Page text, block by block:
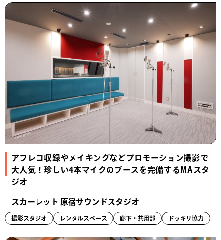
アフレコ収録やメイキングなどプロモーション撮影で
大人気！珍しい4本マイクのブースを完備するMAスタ
ジオ
スカーレット 原宿サウンドスタジオ
撮影スタジオ レンタルスペース 廊下・共用部 ドッキリ協力